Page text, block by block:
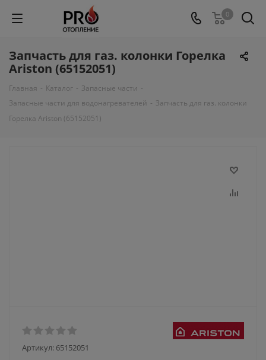
0
Запчасть для газ. колонки Горелка
Ariston (65152051)
Главная - Каталог - Запасные части -
Запасные части для водонагревателей - Запчасть для газ. колонки
Горелка Ariston (65152051)
Артикул: 65152051